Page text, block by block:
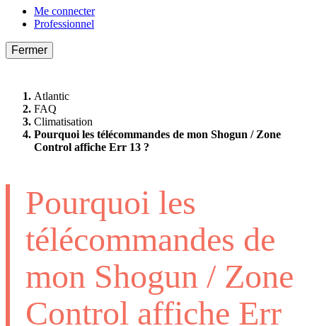
Me connecter
Professionnel
Fermer
Atlantic
FAQ
Climatisation
Pourquoi les télécommandes de mon Shogun / Zone
Control affiche Err 13 ?
Pourquoi les
télécommandes de
mon Shogun / Zone
Control affiche Err